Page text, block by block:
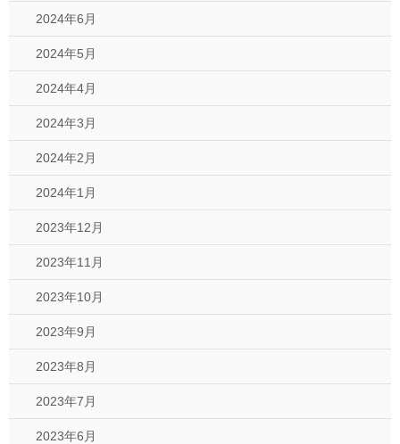
2024年6月
2024年5月
2024年4月
2024年3月
2024年2月
2024年1月
2023年12月
2023年11月
2023年10月
2023年9月
2023年8月
2023年7月
2023年6月